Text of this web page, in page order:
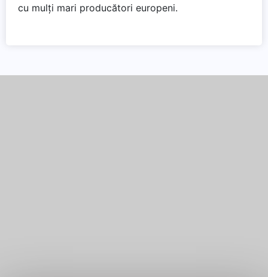
cu mulți mari producători europeni.